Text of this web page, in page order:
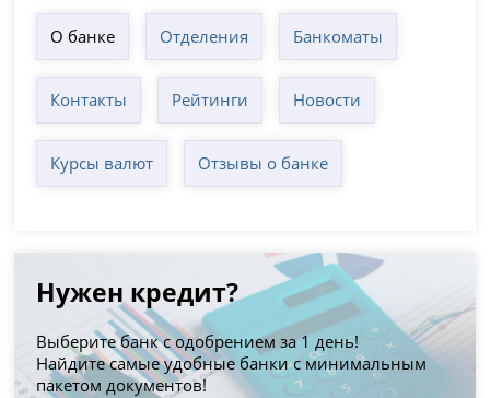
О банке Отделения Банкоматы
Контакты Рейтинги Новости
Курсы валют Отзывы о банке
Нужен кредит?
Выберите банк с одобрением за 1 день!
Найдите самые удобные банки с минимальным
пакетом документов!